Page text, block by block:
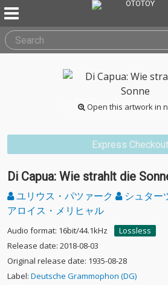
Open this artwork in
Express Checkout
Di Capua: Wie strahlt die
ユリウス・パツァーク
シュター
アロイス・メリヒャル
Audio format: 16bit/44.1kHz
Lossless
Release date: 2018-08-03
Original release date: 1935-08-28
Label: Deutsche Grammophon (DG)